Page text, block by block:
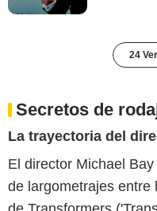
24
Secretos de
La trayectoria del
El director Michael
de largometrajes entre